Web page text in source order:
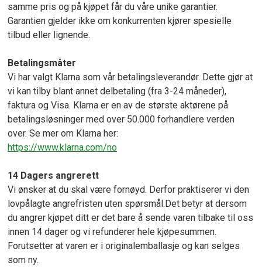
samme pris og på kjøpet får du våre unike garantier.
Garantien gjelder ikke om konkurrenten kjører spesielle
tilbud eller lignende.
Betalingsmåter
Vi har valgt Klarna som vår betalingsleverandør. Dette gjør at
vi kan tilby blant annet delbetaling (fra 3-24 måneder),
faktura og Visa. Klarna er en av de største aktørene på
betalingsløsninger med over 50.000 forhandlere verden
over. Se mer om Klarna her:
https://www.klarna.com/no
14 Dagers angrerett
Vi ønsker at du skal være fornøyd. Derfor praktiserer vi den
lovpålagte angrefristen uten spørsmål.Det betyr at dersom
du angrer kjøpet ditt er det bare å sende varen tilbake til oss
innen 14 dager og vi refunderer hele kjøpesummen.
Forutsetter at varen er i originalemballasje og kan selges
som ny.